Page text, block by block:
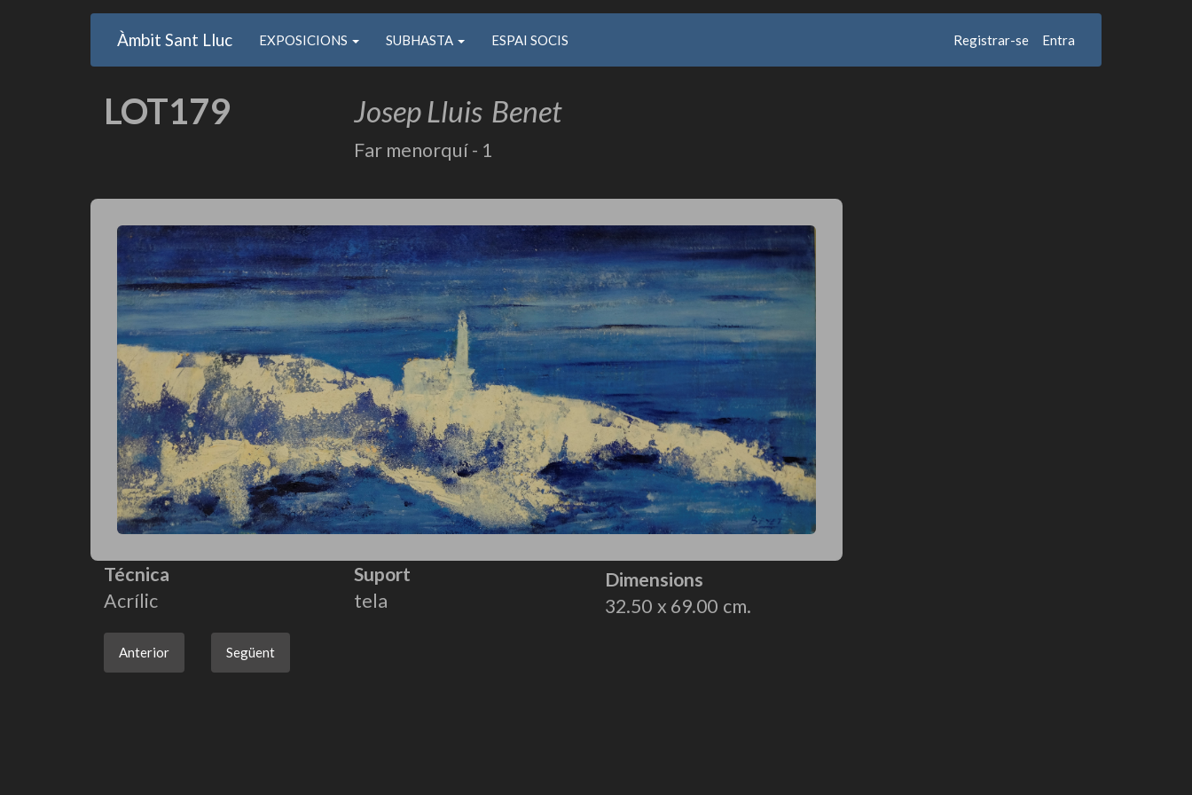
Àmbit Sant Lluc
Main
navigation
EXPOSICIONS SUBHASTA ESPAI SOCIS
User
account
Entra
Usuari
anonim
Registrar-se
LOT179 Josep Lluis Benet
Far menorquí - 1
Técnica
Acrílic
Suport
tela
Dimensions
32.50
69.00
Anterior Següent